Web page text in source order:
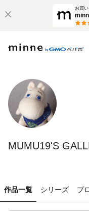
お買
MUMU19'S
作品一覧 シリーズ プ